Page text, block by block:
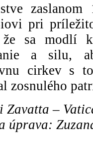
zaslanom
pri
že sa modlí
a silu,
cirkev s
zosnulého
Zavatta –
úprava: